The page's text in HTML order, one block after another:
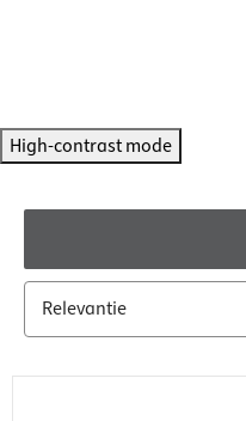
High-contrast mode